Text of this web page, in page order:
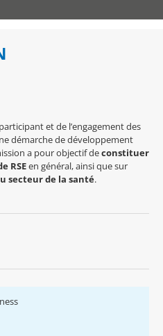
et de l’engagement des
démarche de développement
a pour objectif deconstituer
RSEen général, ainsi que sur
secteur de la santé.